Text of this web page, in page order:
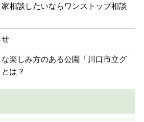
相談したいならワンストップ相談
楽しみ方のある公園「川口市立グ
は？